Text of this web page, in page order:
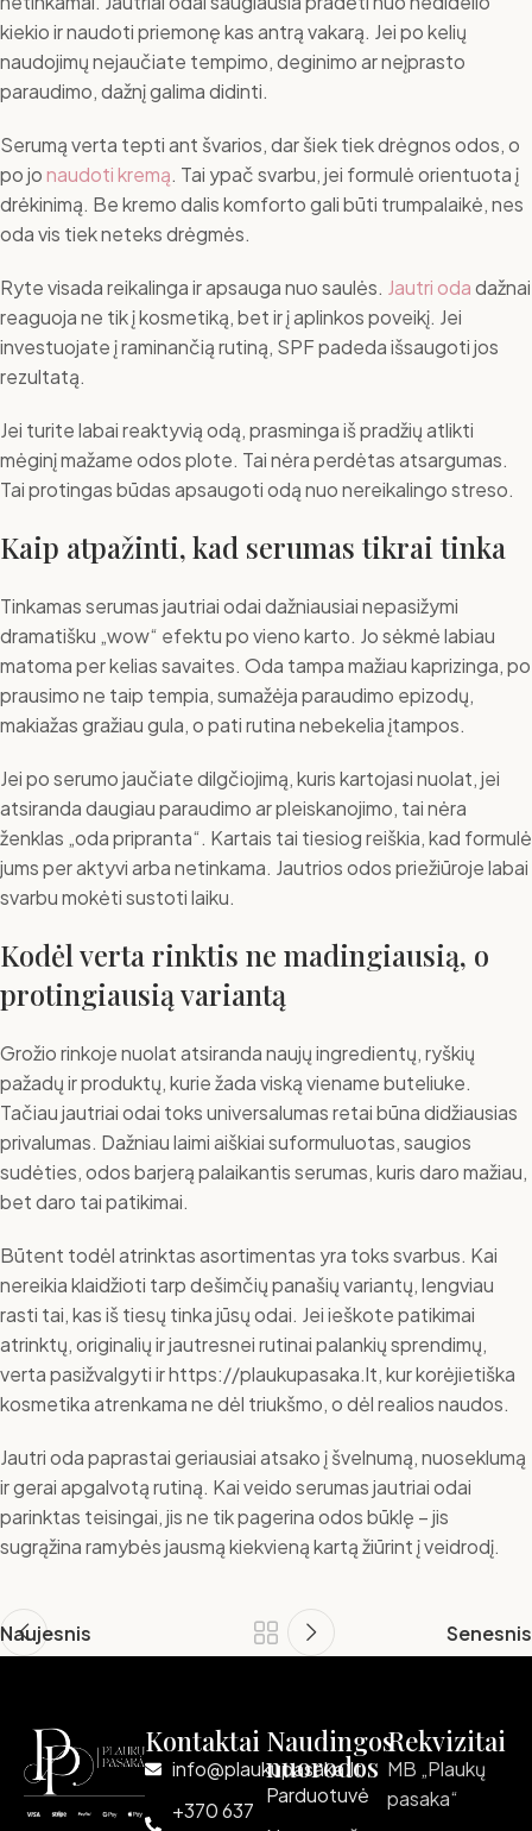
kiekio ir naudoti priemonę kas antrą vakarą. Jei po kelių
naudojimų nejaučiate tempimo, deginimo ar neįprasto
paraudimo, dažnį galima didinti.
Serumą verta tepti ant švarios, dar šiek tiek drėgnos odos, o
po jonaudoti kremą. Tai ypač svarbu, jei formulė orientuota į
drėkinimą. Be kremo dalis komforto gali būti trumpalaikė, nes
oda vis tiek neteks drėgmės.
Ryte visada reikalinga ir apsauga nuo saulės. Jautri odadažnai
reaguoja ne tik į kosmetiką, bet ir į aplinkos poveikį. Jei
investuojate į raminančią rutiną, SPF padeda išsaugoti jos
rezultatą.
Jei turite labai reaktyvią odą, prasminga iš pradžių atlikti
mėginį mažame odos plote. Tai nėra perdėtas atsargumas.
Tai protingas būdas apsaugoti odą nuo nereikalingo streso.
Kaip atpažinti, kad serumas tikrai tinka
Tinkamas serumas jautriai odai dažniausiai nepasižymi
dramatišku „wow“ efektu po vieno karto. Jo sėkmė labiau
matoma per kelias savaites. Oda tampa mažiau kaprizinga, po
prausimo ne taip tempia, sumažėja paraudimo epizodų,
makiažas gražiau gula, o pati rutina nebekelia įtampos.
Jei po serumo jaučiate dilgčiojimą, kuris kartojasi nuolat, jei
atsiranda daugiau paraudimo ar pleiskanojimo, tai nėra
ženklas „oda pripranta“. Kartais tai tiesiog reiškia, kad formulė
jums per aktyvi arba netinkama. Jautrios odos priežiūroje labai
svarbu mokėti sustoti laiku.
Kodėl verta rinktis ne madingiausią, o
protingiausią variantą
Grožio rinkoje nuolat atsiranda naujų ingredientų, ryškių
pažadų ir produktų, kurie žada viską viename buteliuke.
Tačiau jautriai odai toks universalumas retai būna didžiausias
privalumas. Dažniau laimi aiškiai suformuluotas, saugios
sudėties, odos barjerą palaikantis serumas, kuris daro mažiau,
bet daro tai patikimai.
Būtent todėl atrinktas asortimentas yra toks svarbus. Kai
nereikia klaidžioti tarp dešimčių panašių variantų, lengviau
rasti tai, kas iš tiesų tinka jūsų odai. Jei ieškote patikimai
atrinktų, originalių ir jautresnei rutinai palankių sprendimų,
verta pasižvalgyti ir https://plaukupasaka.lt, kur korėjietiška
kosmetika atrenkama ne dėl triukšmo, o dėl realios naudos.
Jautri oda paprastai geriausiai atsako į švelnumą, nuoseklumą
ir gerai apgalvotą rutiną. Kai veido serumas jautriai odai
parinktas teisingai, jis ne tik pagerina odos būklę – jis
sugrąžina ramybės jausmą kiekvieną kartą žiūrint į veidrodį.
Naujesnis Senesnis
Kontaktai
info@plaukupasaka.lt
+370 637
Naudingos
nuorodos
Parduotuvė
Rekvizitai
MB „Plaukų
pasaka“